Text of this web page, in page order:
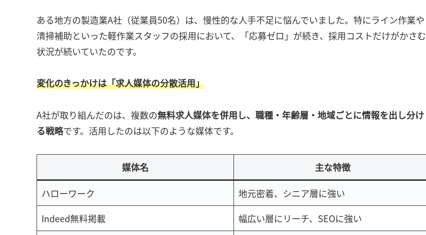
ある地方の製造業A社（従業員50名）は、慢性的な人手不足に悩んでいました。特にライン作業や
清掃補助といった軽作業スタッフの採用において、「応募ゼロ」が続き、採用コストだけがかさむ
状況が続いていたのです。
変化のきっかけは「求人媒体の分散活用」
A社が取り組んだのは、複数の無料求人媒体を併用し、職種・年齢層・地域ごとに情報を出し分け
る戦略です。活用したのは以下のような媒体です。
媒体名 主な特徴
ハローワーク
地元密着、シニア層に強い
Indeed無料掲載
幅広い層にリーチ、SEOに強い